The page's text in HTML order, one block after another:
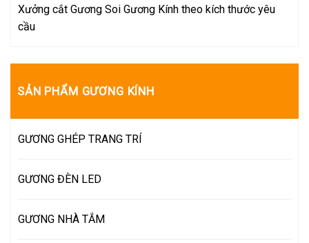
Xưởng cắt Gương Soi Gương Kính theo kích thước yêu
cầu
SẢN PHẨM GƯƠNG KÍNH
GƯƠNG GHÉP TRANG TRÍ
GƯƠNG ĐÈN LED
GƯƠNG NHÀ TẮM